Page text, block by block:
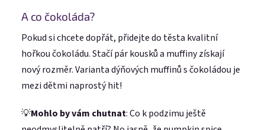
A co čokoláda?
Pokud si chcete dopřát, přidejte do těsta kvalitní
hořkou čokoládu. Stačí pár kousků a muffiny získají
nový rozměr. Varianta dýňových muffinů s čokoládou je
mezi dětmi naprostý hit!
💡Mohlo by vám chutnat: Co k podzimu ještě